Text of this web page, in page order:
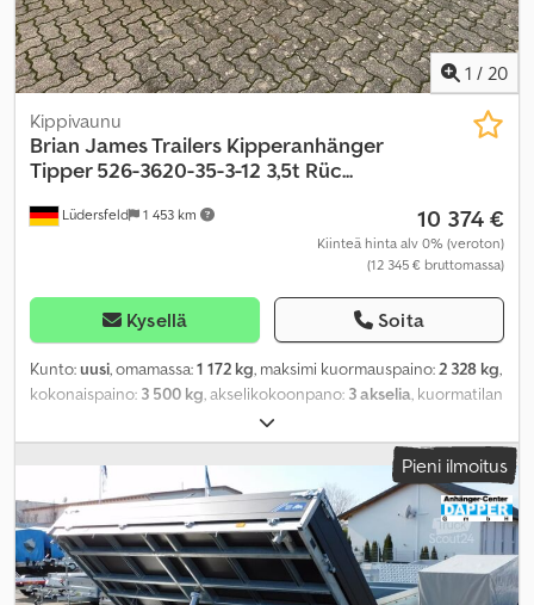
1 / 20
Lüdersfeld 1 453 km
Kippivaunu
Brian James Trailers Kipperanhänger
Tipper 526-3620-35-3-12 3,5t Rüc...
10 374 €
Kiinteä hinta alv 0% (veroton)
(12 345 € bruttomassa)
Kysellä Soita
Kunto:uusi, omamassa:1 172 kg, maksimi kuormauspaino:2 328 kg,
kokonaispaino: 3 500 kg, akselikokoonpano: 3 akselia, kuormatilan
, lastitilan leveys:2 000 mm
300 mm, Valmistusvuosi:2026, ajettuja kilometrejä:50 km,
vaihteistotyyppi:
mekaaninen A Pieni ilmoitus